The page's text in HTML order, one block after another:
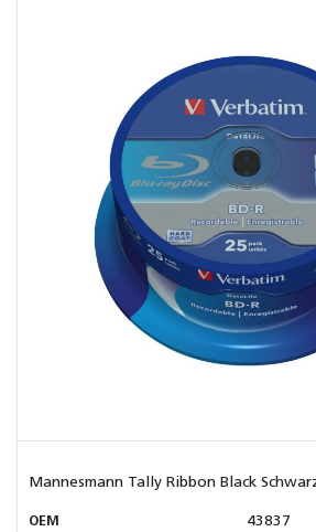
Mannesmann Tally Ribbon Black
OEM
43837